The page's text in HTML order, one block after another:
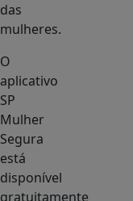
das
mulheres.
O
aplicativo
SP
Mulher
Segura
está
disponível
gratuitamente